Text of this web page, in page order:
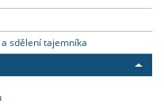
sdělení tajemníka